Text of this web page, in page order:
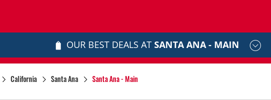
OUR BEST DEALS AT SANTA ANA - MAIN
California Santa Ana Santa Ana - Main